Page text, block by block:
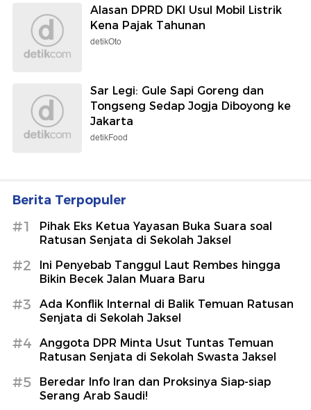
Alasan DPRD DKI Usul Mobil Listrik
Kena Pajak Tahunan
detikOto
Sar Legi: Gule Sapi Goreng dan
Tongseng Sedap Jogja Diboyong ke
Jakarta
detikFood
Berita Terpopuler
#1
Pihak Eks Ketua Yayasan Buka Suara soal
Ratusan Senjata di Sekolah Jaksel
#2
Ini Penyebab Tanggul Laut Rembes hingga
Bikin Becek Jalan Muara Baru
#3
Ada Konflik Internal di Balik Temuan Ratusan
Senjata di Sekolah Jaksel
#4
Anggota DPR Minta Usut Tuntas Temuan
Ratusan Senjata di Sekolah Swasta Jaksel
#5
Beredar Info Iran dan Proksinya Siap-siap
Serang Arab Saudi!